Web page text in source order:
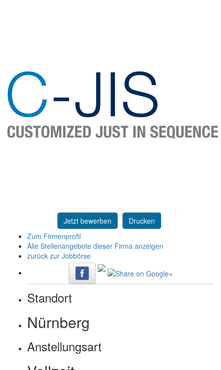
Jetzt bewerben
Drucken
Zum Firmenprofil
Alle Stellenangebote dieser Firma anzeigen
zurück zur Jobbörse
Standort
Nürnberg
Anstellungsart